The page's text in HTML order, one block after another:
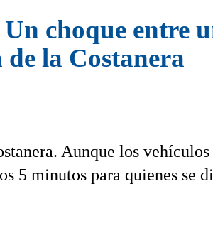
choque entre
la Costanera
Aunque los
5 minutos para quienes se